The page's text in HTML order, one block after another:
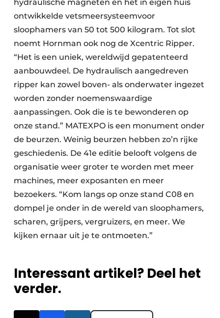
hydraulische magneten en het in eigen huis
ontwikkelde vetsmeersysteemvoor
sloophamers van 50 tot 500 kilogram. Tot slot
noemt Hornman ook nog de Xcentric Ripper.
“Het is een uniek, wereldwijd gepatenteerd
aanbouwdeel. De hydraulisch aangedreven
ripper kan zowel boven- als onderwater ingezet
worden zonder noemenswaardige
aanpassingen. Ook die is te bewonderen op
onze stand.” MATEXPO is een monument onder
de beurzen. Weinig beurzen hebben zo’n rijke
geschiedenis. De 41e editie belooft volgens de
organisatie weer groter te worden met meer
machines, meer exposanten en meer
bezoekers. “Kom langs op onze stand C08 en
dompel je onder in de wereld van sloophamers,
scharen, grijpers, vergruizers, en meer. We
kijken ernaar uit je te ontmoeten.”
Interessant artikel? Deel het
verder.